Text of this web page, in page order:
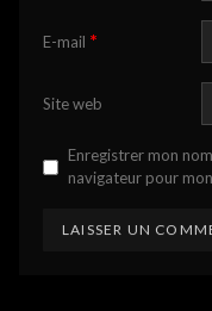
E-mail *
Site web
Enregistrer mon
navigateur pour